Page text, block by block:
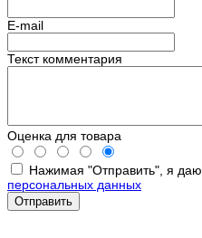
E-mail
Текст комментария
Оценка для товара
Нажимая "Отправить", я даю
персональных данных